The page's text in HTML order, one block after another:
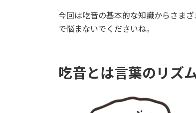
今回は吃音の基本的な知識からさま
で悩まないでくださいね。
吃音とは言葉のリズ